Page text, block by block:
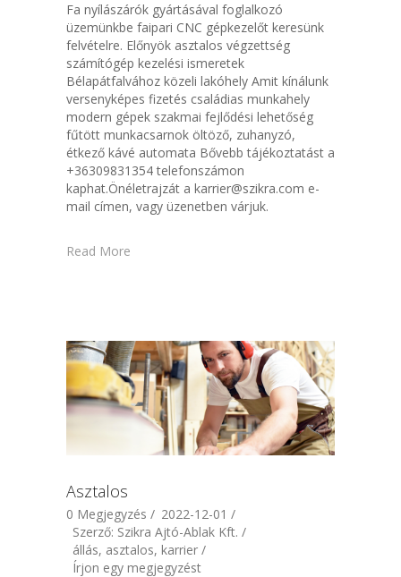
Fa nyílászárók gyártásával foglalkozó
üzemünkbe faipari CNC gépkezelőt keresünk
felvételre. Előnyök asztalos végzettség
számítógép kezelési ismeretek
Bélapátfalvához közeli lakóhely Amit kínálunk
versenyképes fizetés családias munkahely
modern gépek szakmai fejlődési lehetőség
fűtött munkacsarnok öltöző, zuhanyzó,
étkező kávé automata Bővebb tájékoztatást a
+36309831354 telefonszámon
kaphat.Önéletrajzát a karrier@szikra.com e-
mail címen, vagy üzenetben várjuk.
Read More
Asztalos
0 Megjegyzés / 2022-12-01 /
Szerző: Szikra Ajtó-Ablak Kft. /
állás, asztalos, karrier /
Írjon egy megjegyzést